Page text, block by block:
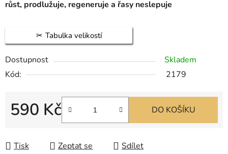
růst, prodlužuje, regeneruje a řasy neslepuje
Tabulka velikostí
Dostupnost
Skladem
Kód:
2179
590 Kč DO KOŠÍKU
Tisk Zeptat se Sdílet